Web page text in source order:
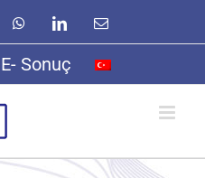
WhatsAppLinkedInE-
Sonuç